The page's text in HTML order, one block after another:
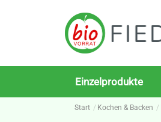
Einzelprodukte
Start Kochen & Backen